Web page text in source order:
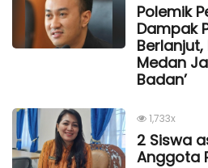
Polemik
Dampak
Berlanjut,
Medan
Badan’
1,733x
2 Siswa
Anggota